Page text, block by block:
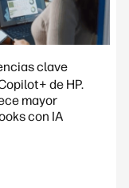
clave
de HP.
mayor
con IA